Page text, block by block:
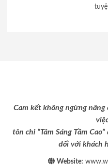
Cam kết không ngừng
tôn chỉ “Tâm Sáng Tầm
đối với khách
Website: